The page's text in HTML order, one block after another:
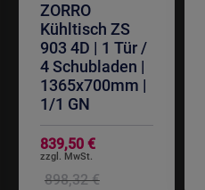
ZORRO
Kühltisch ZS
903 4D | 1 Tür /
4 Schubladen |
1365x700mm |
1/1 GN
839,50 €
898,32 €